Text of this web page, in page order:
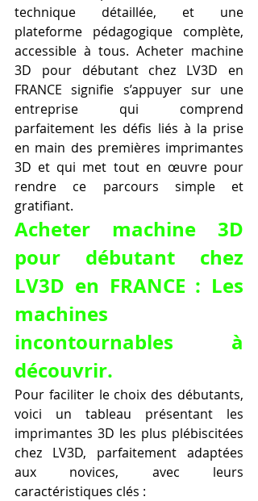
technique détaillée, et une
plateforme pédagogique complète,
accessible à tous. Acheter machine
3D pour débutant chez LV3D en
FRANCE signifie s’appuyer sur une
entreprise qui comprend
parfaitement les défis liés à la prise
en main des premières imprimantes
3D et qui met tout en œuvre pour
rendre ce parcours simple et
gratifiant.
Acheter machine 3D
pour débutant chez
LV3D en FRANCE : Les
machines
incontournables à
découvrir.
Pour faciliter le choix des débutants,
voici un tableau présentant les
imprimantes 3D les plus plébiscitées
chez LV3D, parfaitement adaptées
aux novices, avec leurs
caractéristiques clés :